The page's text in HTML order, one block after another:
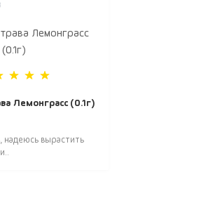
Лемонграсс (0.1г)
надеюсь вырастить